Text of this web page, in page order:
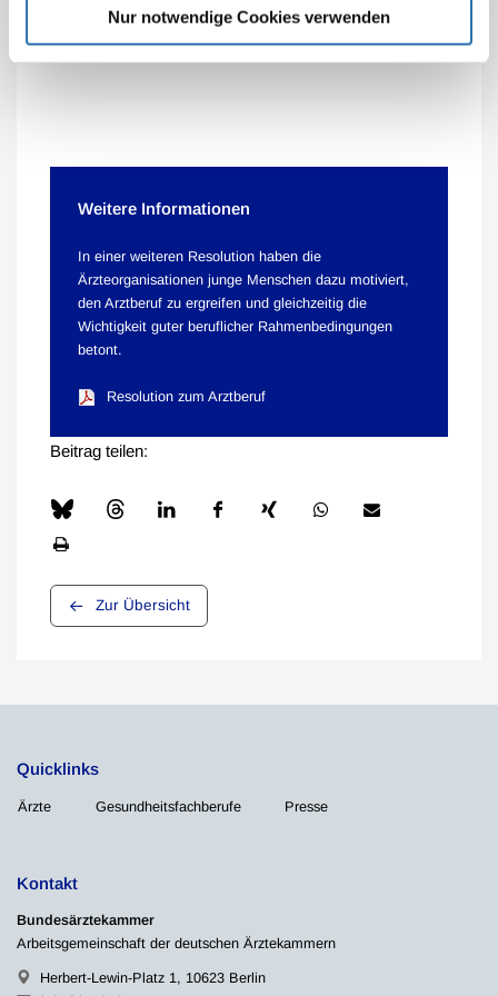
Nur notwendige Cookies verwenden
und fordern von den politisch Verantwortlichen, dass
sie uns dies ermöglichen und langfristig absichern.
Weitere Informationen
In einer weiteren Resolution haben die
Ärzteorganisationen junge Menschen dazu motiviert,
den Arztberuf zu ergreifen und gleichzeitig die
Wichtigkeit guter beruflicher Rahmenbedingungen
betont.
Resolution zum Arztberuf
Beitrag teilen:
Zur Übersicht
Quicklinks
Ärzte Gesundheitsfachberufe Presse
Kontakt
Bundesärztekammer
Arbeitsgemeinschaft der deutschen Ärztekammern
Herbert-Lewin-Platz 1, 10623 Berlin